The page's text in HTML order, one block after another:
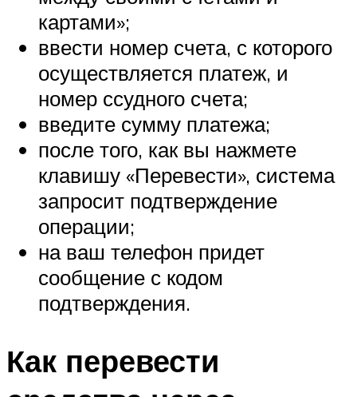
картами»;
ввести номер счета, с которого
осуществляется платеж, и
номер ссудного счета;
введите сумму платежа;
после того, как вы нажмете
клавишу «Перевести», система
запросит подтверждение
операции;
на ваш телефон придет
сообщение с кодом
подтверждения.
Как перевести